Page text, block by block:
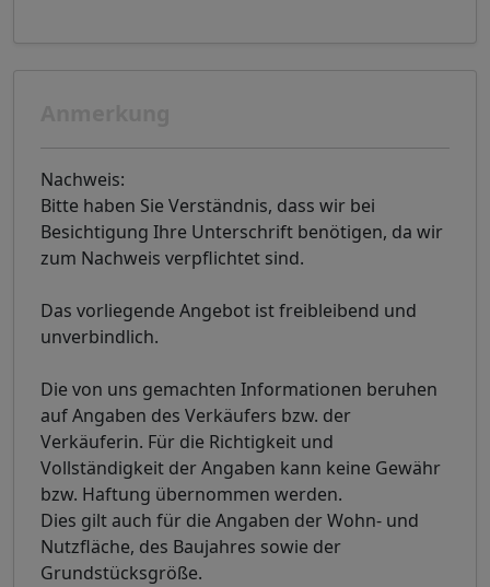
Nachweis:
Bitte haben Sie Verständnis, dass wir bei
Besichtigung Ihre Unterschrift benötigen, da wir
zum Nachweis verpflichtet sind.
Das vorliegende Angebot ist freibleibend und
unverbindlich.
Die von uns gemachten Informationen beruhen
auf Angaben des Verkäufers bzw. der
Verkäuferin. Für die Richtigkeit und
Vollständigkeit der Angaben kann keine Gewähr
bzw. Haftung übernommen werden.
Dies gilt auch für die Angaben der Wohn- und
Nutzfläche, des Baujahres sowie der
Grundstücksgröße.